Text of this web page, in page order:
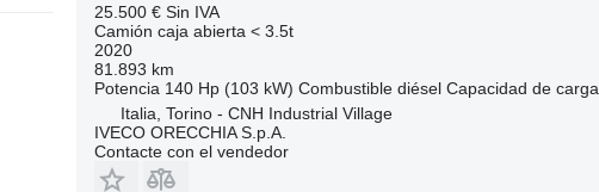
25.500 € Sin IVA
Camión caja abierta < 3.5t
2020
81.893 km
Potencia 140 Hp (103 kW) Combustible diésel Capacidad de carga
Italia, Torino - CNH Industrial Village
IVECO ORECCHIA S.p.A.
Contacte con el vendedor